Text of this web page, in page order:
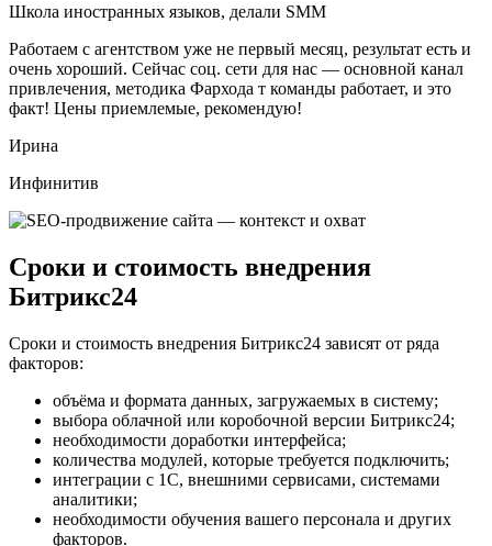
Школа иностранных языков, делали SMM
Работаем с агентством уже не первый месяц, результат есть и
очень хороший. Сейчас соц. сети для нас — основной канал
привлечения, методика Фархода т команды работает, и это
факт! Цены приемлемые, рекомендую!
Ирина
Инфинитив
Сроки и стоимость внедрения
Битрикс24
Сроки и стоимость внедрения Битрикс24 зависят от ряда
факторов:
объёма и формата данных, загружаемых в систему;
выбора облачной или коробочной версии Битрикс24;
необходимости доработки интерфейса;
количества модулей, которые требуется подключить;
интеграции с 1С, внешними сервисами, системами
аналитики;
необходимости обучения вашего персонала и других
факторов.